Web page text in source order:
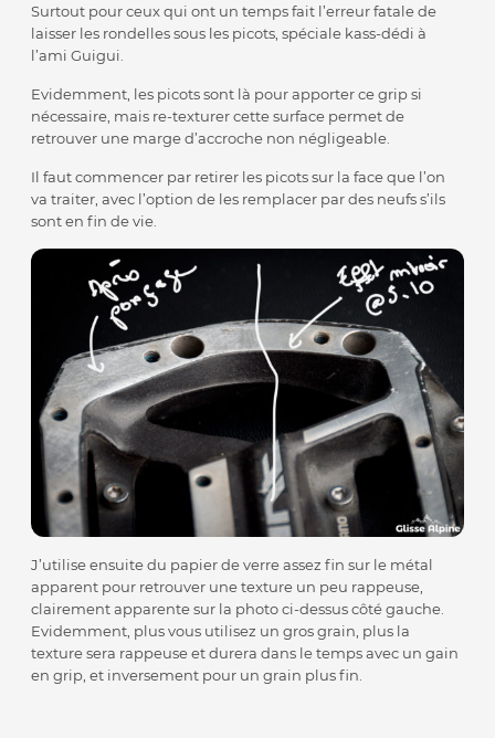
Surtout pour ceux qui ont un temps fait l’erreur fatale de
laisser les rondelles sous les picots, spéciale kass-dédi à
l’ami Guigui.
Evidemment, les picots sont là pour apporter ce grip si
nécessaire, mais re-texturer cette surface permet de
retrouver une marge d’accroche non négligeable.
Il faut commencer par retirer les picots sur la face que l’on
va traiter, avec l’option de les remplacer par des neufs s’ils
sont en fin de vie.
J’utilise ensuite du papier de verre assez fin sur le métal
apparent pour retrouver une texture un peu rappeuse,
clairement apparente sur la photo ci-dessus côté gauche.
Evidemment, plus vous utilisez un gros grain, plus la
texture sera rappeuse et durera dans le temps avec un gain
en grip, et inversement pour un grain plus fin.